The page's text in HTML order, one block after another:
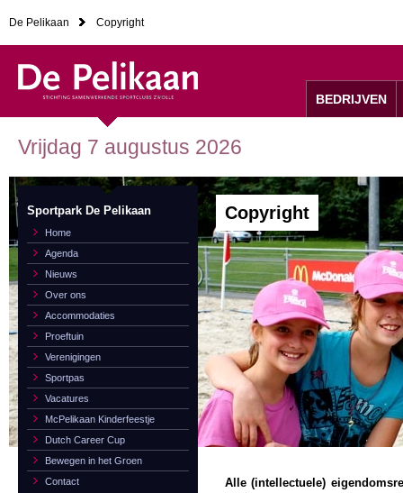
De Pelikaan Copyright
BEDRIJVEN
Vrijdag 7 augustus 2026
Sportpark De Pelikaan
Home
Agenda
Nieuws
Over ons
Accommodaties
Proeftuin
Verenigingen
Sportpas
Vacatures
McPelikaan Kinderfeestje
Dutch Career Cup
Bewegen in het Groen
Contact
Copyright
Alle (intellectuele)